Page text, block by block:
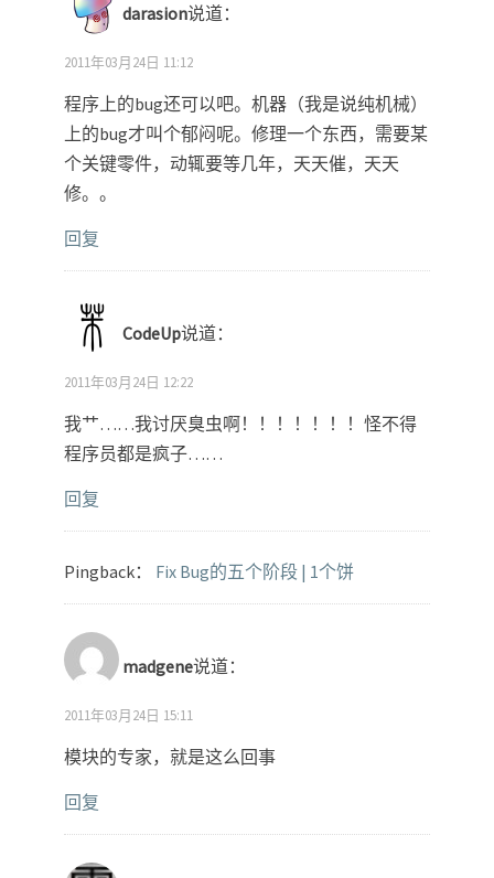
darasion说道：
2011年03月24日 11:12
程序上的bug还可以吧。机器（我是说纯机械）
上的bug才叫个郁闷呢。修理一个东西，需要某
个关键零件，动辄要等几年，天天催，天天
修。。
回复
CodeUp说道：
2011年03月24日 12:22
我艹……我讨厌臭虫啊！！！！！！！怪不得
程序员都是疯子……
回复
Pingback： Fix Bug的五个阶段 | 1个饼
madgene说道：
2011年03月24日 15:11
模块的专家，就是这么回事
回复